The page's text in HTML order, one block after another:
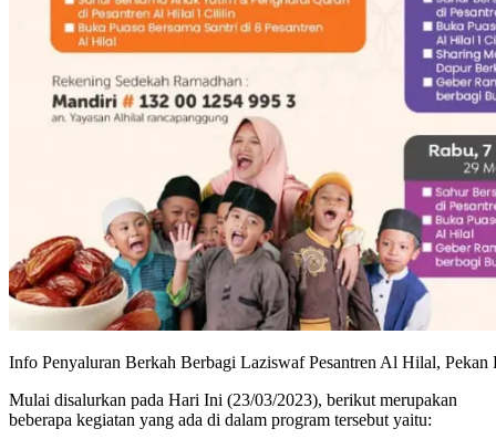
Info Penyaluran Berkah Berbagi Laziswaf Pesantren Al Hilal, Pekan
Mulai disalurkan pada Hari Ini (23/03/2023), berikut merupakan
beberapa kegiatan yang ada di dalam program tersebut yaitu: